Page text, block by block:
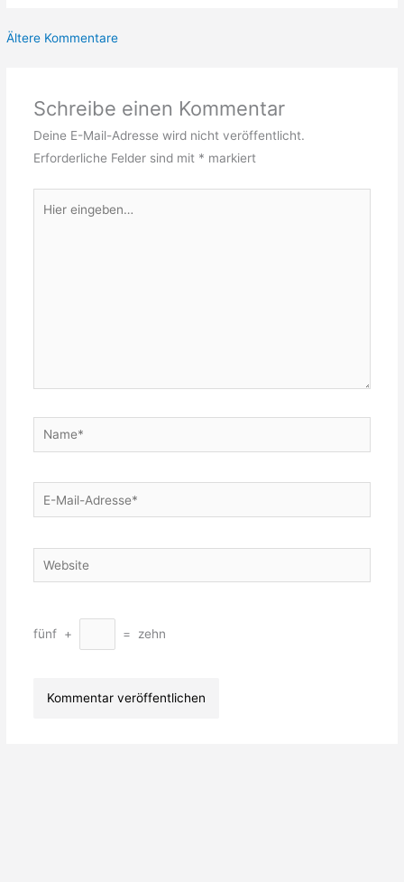
Neuere
Ältere Kommentare
Schreibe einen Kommentar
Deine E-Mail-Adresse wird nicht veröffentlicht.
Erforderliche Felder sind mit * markiert
eingeben…
Name*
E-
Mail-
Website
fünf + = zehn